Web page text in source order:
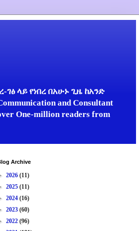
ላይ የነበረ በአሁኑ ጊዜ ከአንድ
and Consultant
One-million readers from
Archive
2026 (11)
2025 (11)
2024 (16)
2023 (60)
2022 (96)